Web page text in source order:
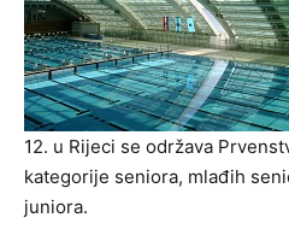
12. u Rijeci se održava
kategorije seniora, mlađih
juniora.